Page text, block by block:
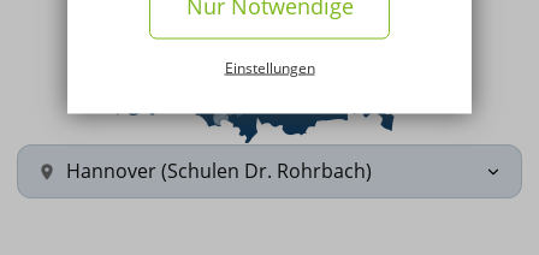
Einstellungen
Hannover (Schulen Dr. Rohrbach)